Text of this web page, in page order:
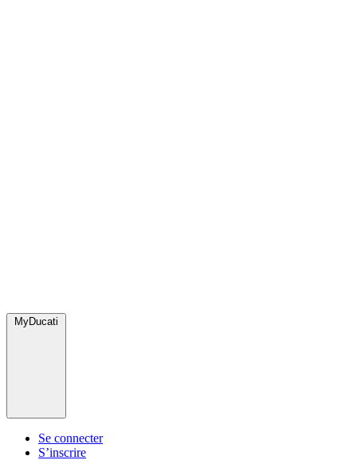
MyDucati
Se connecter
S’inscrire